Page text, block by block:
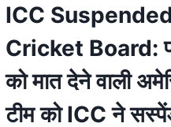
ICC
Cricket Board:
को मात देने वाली
टीम को ICC ने